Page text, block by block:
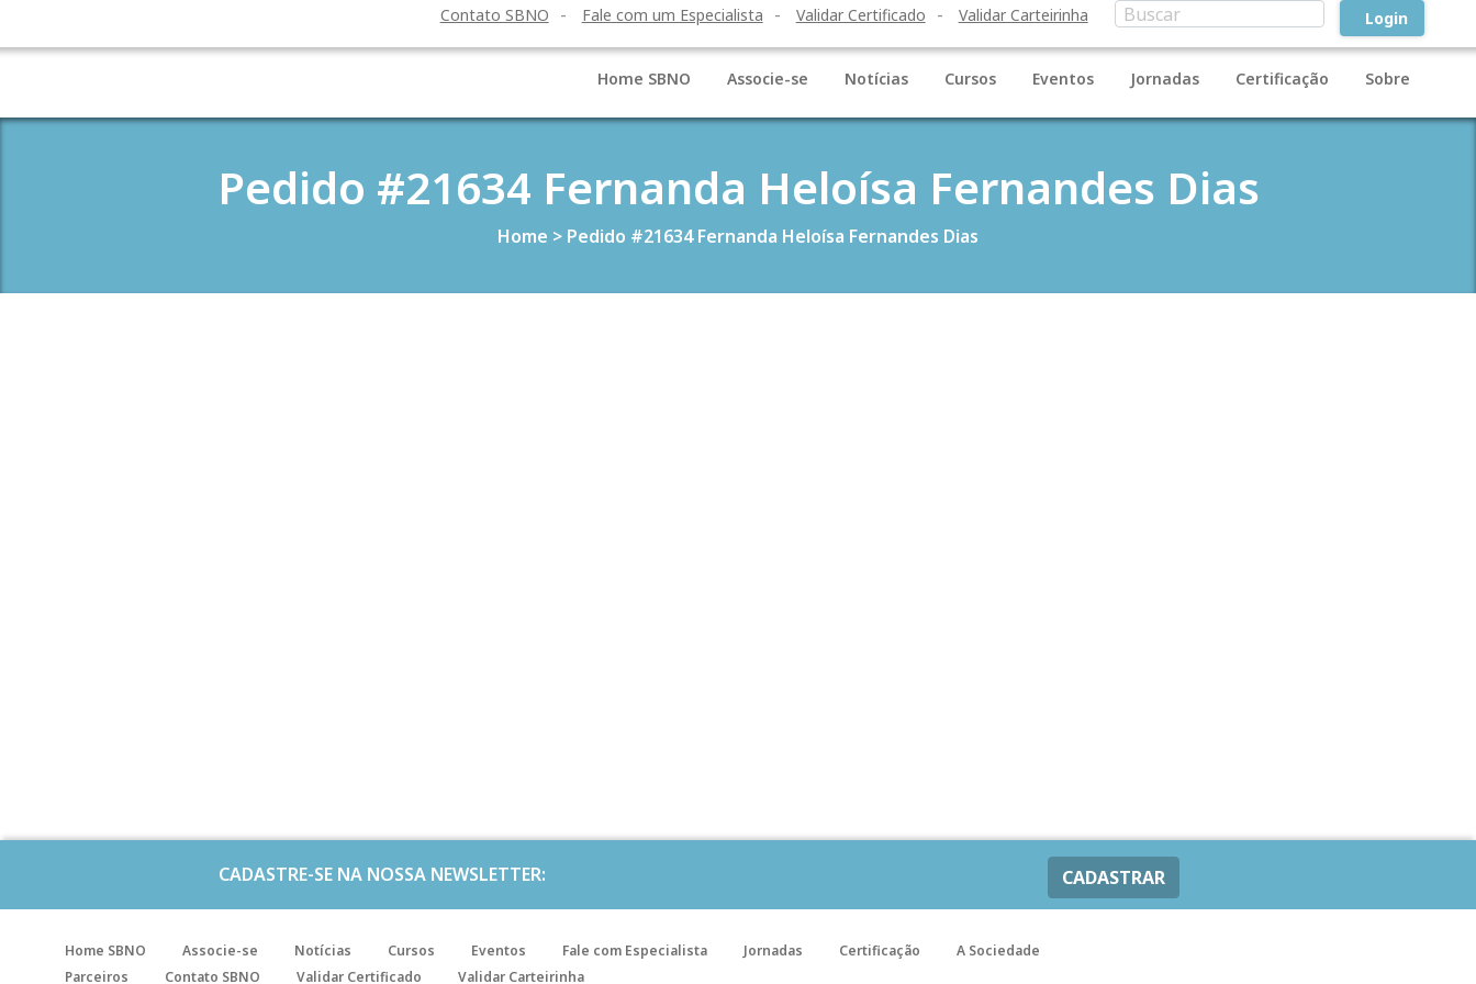
Contato SBNO Fale com um Especialista Validar Certificado Validar Carteirinha Login
Home SBNO Associe-se Notícias Cursos Eventos Jornadas Certificação Sobre
Pedido #21634 Fernanda Heloísa Fernandes Dias
Home > Pedido #21634 Fernanda Heloísa Fernandes Dias
CADASTRE-SE NA NOSSA NEWSLETTER: CADASTRAR
Home SBNO Associe-se Notícias Cursos Eventos Fale com Especialista Jornadas Certificação
A Sociedade
Parceiros
Contato SBNO Validar Certificado Validar Carteirinha